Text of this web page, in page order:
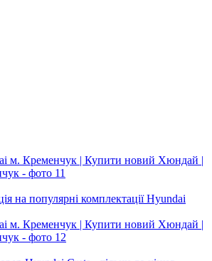
на популярні комплектації Hyundai